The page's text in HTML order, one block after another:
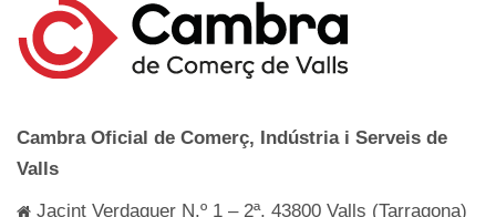
Cambra Oficial de Comerç, Indústria i Serveis de
Valls
Jacint Verdaguer N.º 1 – 2ª, 43800 Valls (Tarragona)